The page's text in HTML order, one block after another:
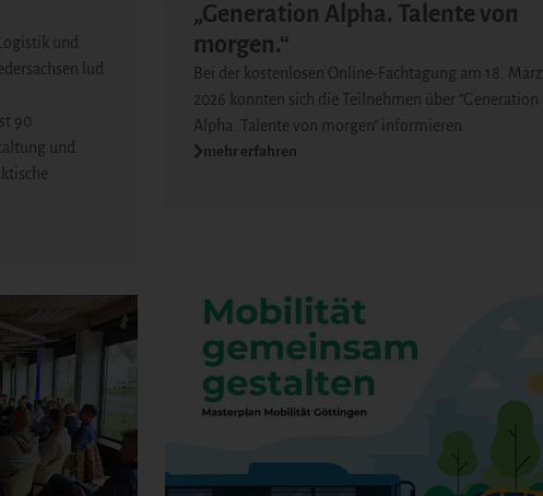
und
lud
90
und
„Generation Alpha. Talente von
morgen.“
Bei der kostenlosen Online-Fachtagung am 18. März
2026 konnten sich die Teilnehmen über "Generation
Alpha. Talente von morgen" informieren.
mehr erfahren